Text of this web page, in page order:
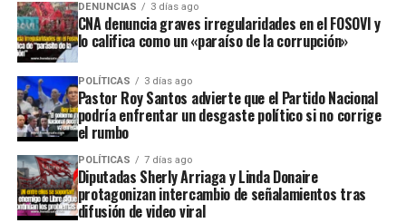
DENUNCIAS 3 días ago
CNA denuncia graves irregularidades en el FOSOVI y
lo califica como un «paraíso de la corrupción»
POLÍTICAS 3 días ago
Pastor Roy Santos advierte que el Partido Nacional
podría enfrentar un desgaste político si no corrige
el rumbo
POLÍTICAS 7 días ago
Diputadas Sherly Arriaga y Linda Donaire
protagonizan intercambio de señalamientos tras
difusión de video viral